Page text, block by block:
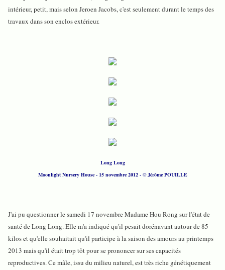
intérieur, petit, mais selon Jeroen Jacobs, c'est seulement durant le temps des
travaux dans son enclos extérieur.
Long Long
Moonlight Nursery House - 15 novembre 2012 - © Jérôme POUILLE
J'ai pu questionner le samedi 17 novembre Madame Hou Rong sur l'état de
santé de Long Long. Elle m'a indiqué qu'il pesait dorénavant autour de 85
kilos et qu'elle souhaitait qu'il participe à la saison des amours au printemps
2013 mais qu'il était trop tôt pour se prononcer sur ses capacités
reproductives. Ce mâle, issu du milieu naturel, est très riche génétiquement